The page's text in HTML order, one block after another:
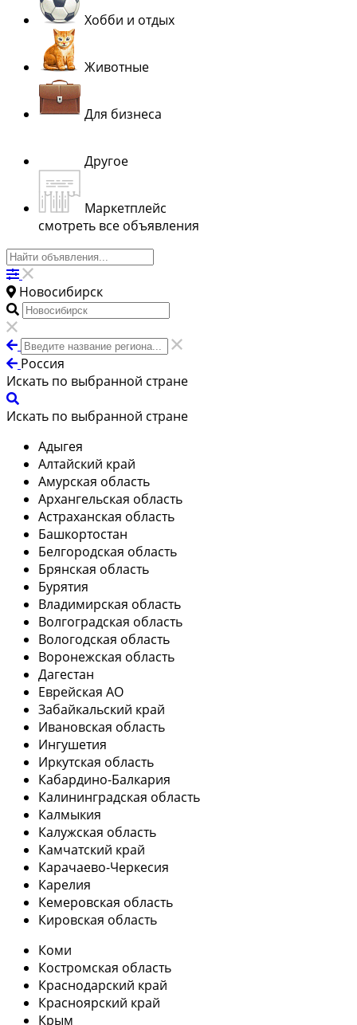
Хобби и отдых
Животные
Для бизнеса
Другое
Маркетплейс
смотреть все объявления
Новосибирск
Россия
Искать по выбранной стране
Искать по выбранной стране
Адыгея
Алтайский край
Амурская область
Архангельская область
Астраханская область
Башкортостан
Белгородская область
Брянская область
Бурятия
Владимирская область
Волгоградская область
Вологодская область
Воронежская область
Дагестан
Еврейская АО
Забайкальский край
Ивановская область
Ингушетия
Иркутская область
Кабардино-Балкария
Калининградская область
Калмыкия
Калужская область
Камчатский край
Карачаево-Черкесия
Карелия
Кемеровская область
Кировская область
Коми
Костромская область
Краснодарский край
Красноярский край
Крым